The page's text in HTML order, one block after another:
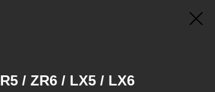
/ ZR6 / LX5 / LX6